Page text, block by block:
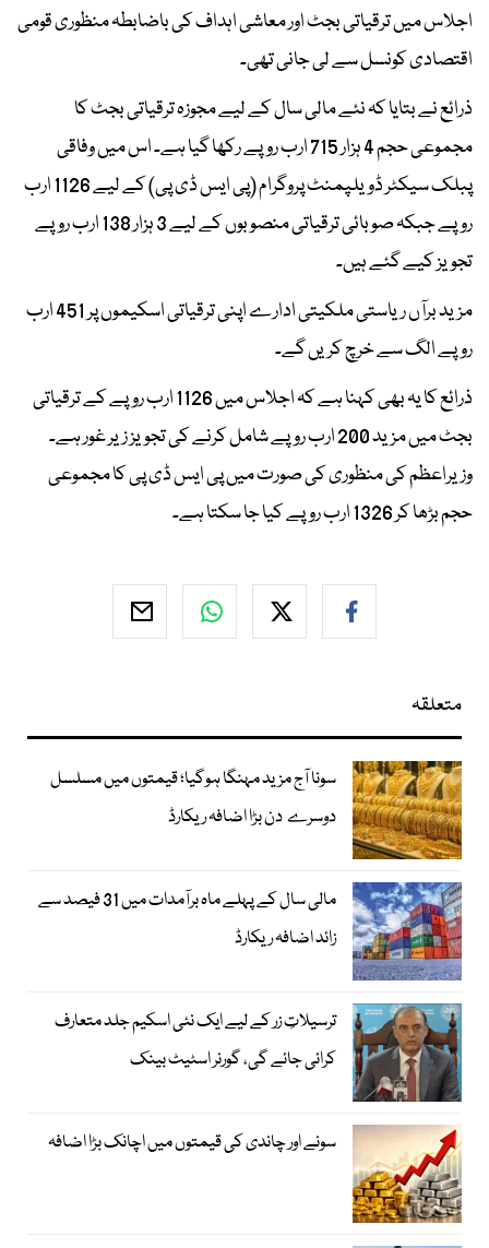
اجلاس میں ترقیاتی بجٹ اور معاشی اہداف کی باضابطہ منظوری قومی
اقتصادی کونسل سے لی جانی تھی۔
ذرائع نے بتایا کہ نئے مالی سال کے لیے مجوزہ ترقیاتی بجٹ کا
مجموعی حجم 4 ہزار 715 ارب روپے رکھا گیا ہے۔ اس میں وفاقی
پبلک سیکٹر ڈویلپمنٹ پروگرام (پی ایس ڈی پی) کے لیے 1126 ارب
روپے جبکہ صوبائی ترقیاتی منصوبوں کے لیے 3 ہزار 138 ارب روپے
تجویز کیے گئے ہیں۔
مزید برآں ریاستی ملکیتی ادارے اپنی ترقیاتی اسکیموں پر 451 ارب
روپے الگ سے خرچ کریں گے۔
ذرائع کا یہ بھی کہنا ہے کہ اجلاس میں 1126 ارب روپے کے ترقیاتی
بجٹ میں مزید 200 ارب روپے شامل کرنے کی تجویز زیر غور ہے۔
وزیراعظم کی منظوری کی صورت میں پی ایس ڈی پی کا مجموعی
حجم بڑھا کر 1326 ارب روپے کیا جا سکتا ہے۔
متعلقہ
سونا آج مزید مہنگا ہوگیا؛ قیمتوں میں مسلسل
دوسرے دن بڑا اضافہ ریکارڈ
مالی سال کے پہلے ماہ برآمدات میں 31 فیصد سے
زائد اضافہ ریکارڈ
ترسیلاتِ زر کے لیے ایک نئی اسکیم جلد متعارف
کرائی جائے گی، گورنر اسٹیٹ بینک
سونے اور چاندی کی قیمتوں میں اچانک بڑا اضافہ